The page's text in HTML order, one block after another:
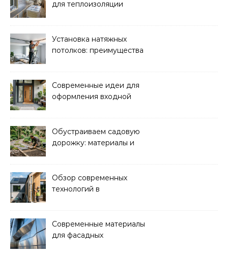
для теплоизоляции
Установка натяжных
потолков: преимущества
Современные идеи для
оформления входной
Обустраиваем садовую
дорожку: материалы и
Обзор современных
технологий в
домов
Современные материалы
для фасадных